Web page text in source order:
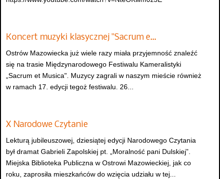
Koncert muzyki klasycznej "Sacrum e…
Ostrów Mazowiecka już wiele razy miała przyjemność znaleźć
się na trasie Międzynarodowego Festiwalu Kameralistyki
„Sacrum et Musica". Muzycy zagrali w naszym mieście również
w ramach 17. edycji tegoż festiwalu. 26...
X Narodowe Czytanie
Lekturą jubileuszowej, dziesiątej edycji Narodowego Czytania
był dramat Gabrieli Zapolskiej pt. „Moralność pani Dulskiej”.
Miejska Biblioteka Publiczna w Ostrowi Mazowieckiej, jak co
roku, zaprosiła mieszkańców do wzięcia udziału w tej...